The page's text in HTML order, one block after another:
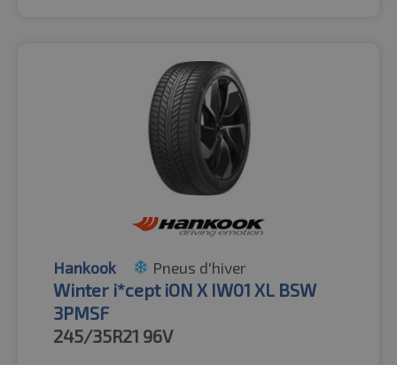
Hankook Pneus d'hiver
Winter i*cept iON X IW01 XL BSW
3PMSF
245/35R21 96V